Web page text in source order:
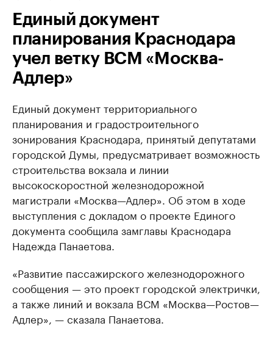
Единый документ
планирования Краснодара
учел ветку ВСМ «Москва-
Адлер»
Единый документ территориального
планирования и градостроительного
зонирования Краснодара, принятый депутатами
городской Думы, предусматривает возможность
строительства вокзала и линии
высокоскоростной железнодорожной
магистрали «Москва—Адлер». Об этом в ходе
выступления с докладом о проекте Единого
документа сообщила замглавы Краснодара
Надежда Панаетова.
«Развитие пассажирского железнодорожного
сообщения — это проект городской электрички,
а также линий и вокзала ВСМ «Москва—Ростов—
Адлер», — сказала Панаетова.